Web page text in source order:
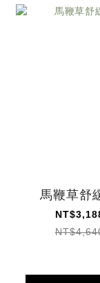
馬鞭草舒